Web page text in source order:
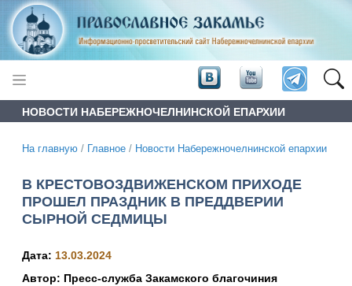
НОВОСТИ НАБЕРЕЖНОЧЕЛНИНСКОЙ ЕПАРХИИ
На главную / Главное / Новости Набережночелнинской епархии
В КРЕСТОВОЗДВИЖЕНСКОМ ПРИХОДЕ
ПРОШЕЛ ПРАЗДНИК В ПРЕДДВЕРИИ
СЫРНОЙ СЕДМИЦЫ
Дата: 13.03.2024
Автор: Пресс-служба Закамского благочиния